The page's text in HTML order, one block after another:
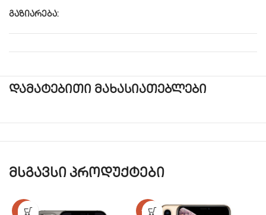
გაზიარება:
დამატებითი მახასიათებლები
მსგავსი პროდუქტები
-17% -25%